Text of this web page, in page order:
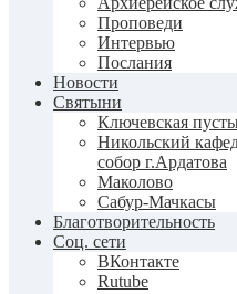
Проповеди
Интервью
Послания
Новости
Святыни
Ключевская
Никольский
собор г.Ардатова
Маколово
Сабур-Мачкасы
Благотворительность
Соц. сети
ВКонтакте
Rutube